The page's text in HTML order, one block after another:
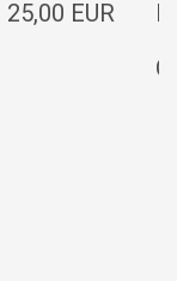
25,00 EUR